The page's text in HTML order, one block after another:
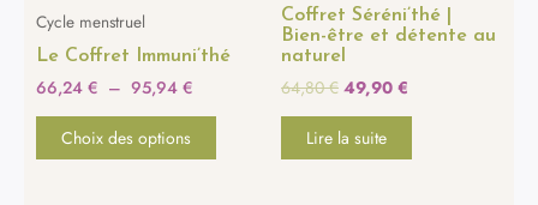
Cycle menstruel
Le Coffret Immuni’thé
66,24 € – 95,94 €
Choix des options
choisies
sur
la
page
produit
Coffret Séréni’thé |
Bien-être et détente au
naturel
64,80€ 49,90 €
Lire la suite